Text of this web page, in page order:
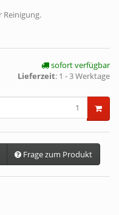
Reinigung.
sofort verfügbar
Lieferzeit: 1 - 3 Werktage
Frage zum Produkt